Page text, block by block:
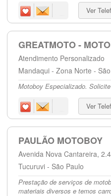
Ver
GREATMOTO -
Atendimento Personalizado
Mandaqui - Zona Norte -
Motoboy Especializado.
Ver
PAULÃO MOTOBOY
Avenida Nova Cantareira,
Tucuruvi - São Paulo
Prestação de serviços de
materiais diversos e temos